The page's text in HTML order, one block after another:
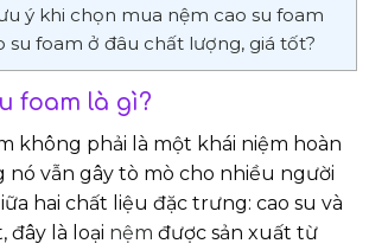
ý khi chọn mua nệm cao su foam
su foam ở đâu chất lượng, giá tốt?
foam là gì?
không phải là một khái niệm hoàn
nó vẫn gây tò mò cho nhiều người
hai chất liệu đặc trưng: cao su và
đây là loại nệm được sản xuất từ